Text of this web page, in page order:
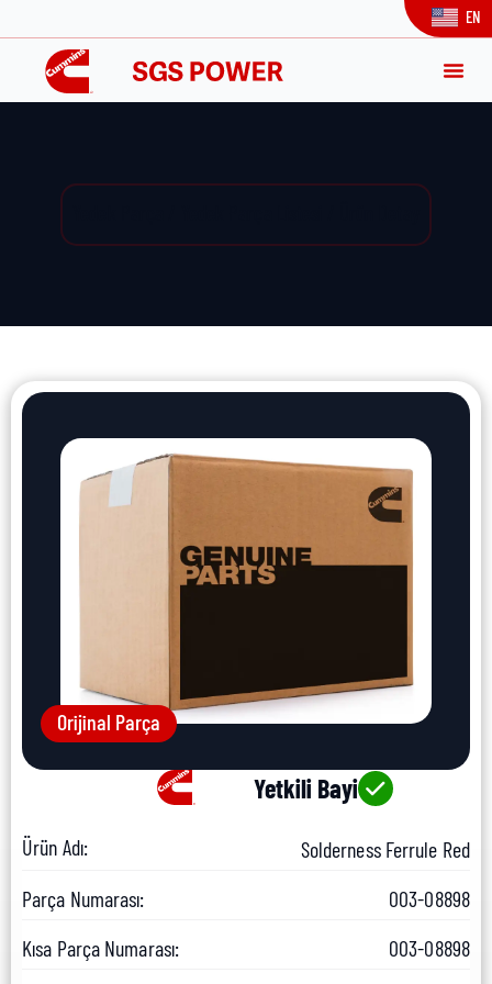
EN
Orijinal Parça
Yetkili Bayi
Ürün Adı:
Solderness Ferrule Red
Parça Numarası:
003-08898
Kısa Parça Numarası:
003-08898